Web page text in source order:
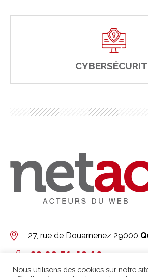
27, rue de Douarnenez 29000
02 98 51 42 19
Nous utilisons des cookies sur notre